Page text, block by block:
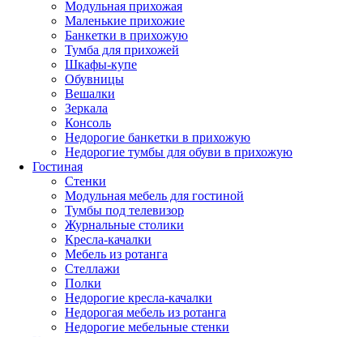
Модульная прихожая
Маленькие прихожие
Банкетки в прихожую
Тумба для прихожей
Шкафы-купе
Обувницы
Вешалки
Зеркала
Консоль
Недорогие банкетки в прихожую
Недорогие тумбы для обуви в прихожую
Гостиная
Стенки
Модульная мебель для гостиной
Тумбы под телевизор
Журнальные столики
Кресла-качалки
Мебель из ротанга
Стеллажи
Полки
Недорогие кресла-качалки
Недорогая мебель из ротанга
Недорогие мебельные стенки